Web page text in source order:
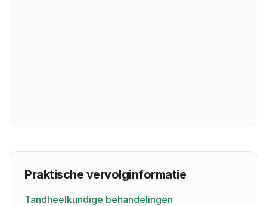
Praktische vervolginformatie
Tandheelkundige behandelingen